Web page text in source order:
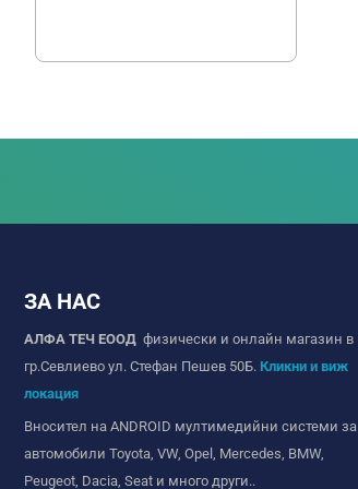
ЗА НАС
АЛФА ТЕЧ ЕООД физически и онлайн магазин в
гр.Севлиево ул. Стефан Пешев 50Б. Кликни и виж
локация
Вносител на ANDROID мултимедийни системи за
автомобили Toyota, VW, Opel, Mercedes, BMW,
Peugeot, Dacia, Seat и много други..